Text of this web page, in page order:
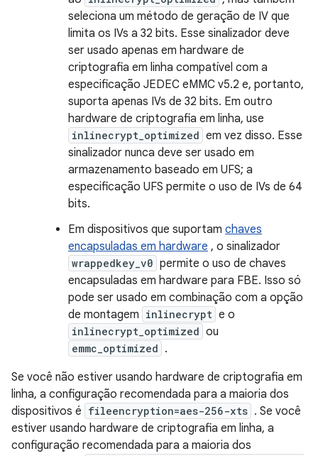
seleciona um método de geração de IV que
limita os IVs a 32 bits. Esse sinalizador deve
ser usado apenas em hardware de
criptografia em linha compatível com a
especificação JEDEC eMMC v5.2 e, portanto,
suporta apenas IVs de 32 bits. Em outro
hardware de criptografia em linha, use
inlinecrypt_optimized em vez disso. Esse
sinalizador nunca deve ser usado em
armazenamento baseado em UFS; a
especificação UFS permite o uso de IVs de 64
bits.
Em dispositivos que suportam chaves
encapsuladas em hardware , o sinalizador
wrappedkey_v0 permite o uso de chaves
encapsuladas em hardware para FBE. Isso só
pode ser usado em combinação com a opção
de montagem inlinecrypt e o
inlinecrypt_optimized ou
emmc_optimized .
Se você não estiver usando hardware de criptografia em
linha, a configuração recomendada para a maioria dos
dispositivos é fileencryption=aes-256-xts . Se você
estiver usando hardware de criptografia em linha, a
configuração recomendada para a maioria dos